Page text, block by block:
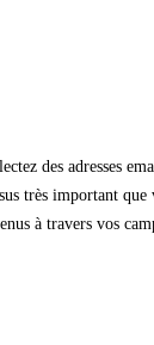
des adresses
très important
à travers vos